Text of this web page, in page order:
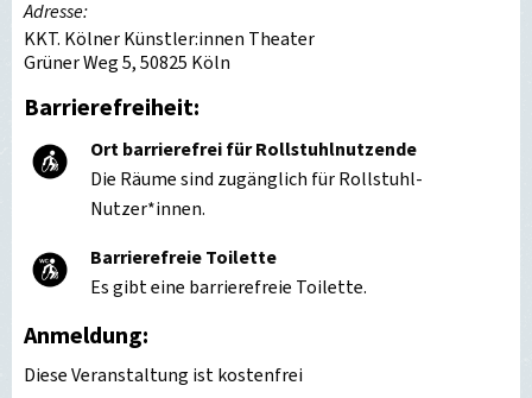
Adresse:
KKT. Kölner Künstler:innen Theater
Grüner Weg 5, 50825 Köln
Barrierefreiheit:
Ort barrierefrei für Rollstuhlnutzende
Die Räume sind zugänglich für Rollstuhl-
Nutzer*innen.
Barrierefreie Toilette
Es gibt eine barrierefreie Toilette.
Anmeldung:
Diese Veranstaltung ist kostenfrei